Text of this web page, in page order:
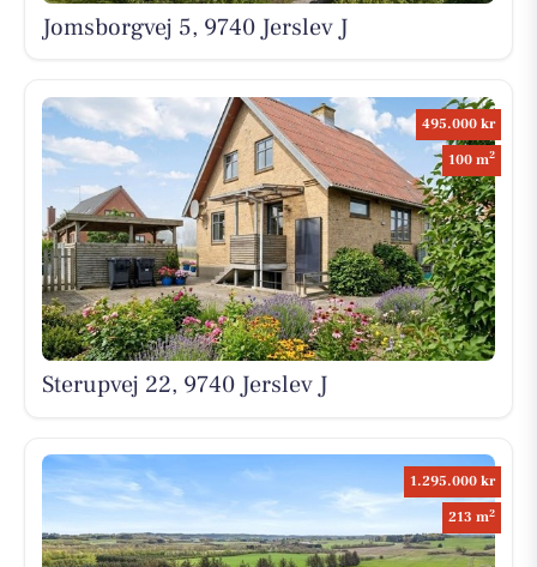
Jomsborgvej 5, 9740 Jerslev J
495.000 kr
100 m2
Sterupvej 22, 9740 Jerslev J
1.295.000 kr
213 m2